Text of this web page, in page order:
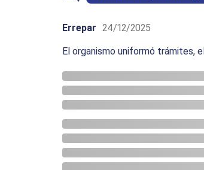
Errepar 24/12/2025
El organismo uniformó trámites,